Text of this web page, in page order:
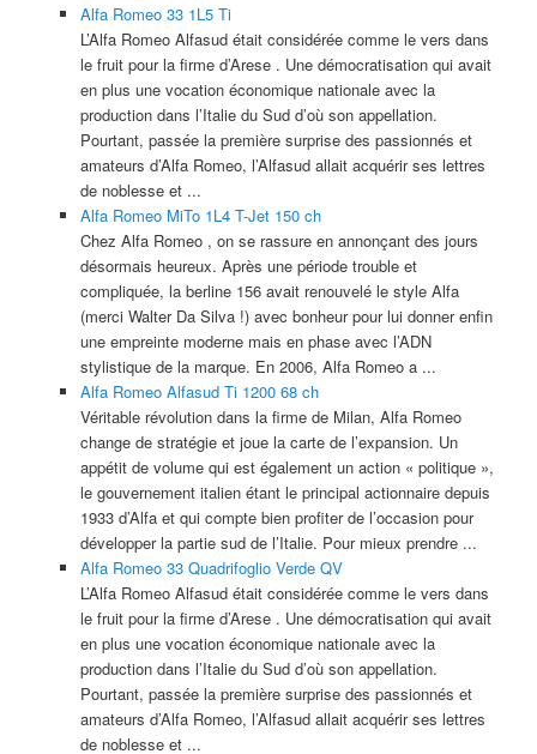
Alfa Romeo 33 1L5 Ti
L’Alfa Romeo Alfasud était considérée comme le vers dans
le fruit pour la firme d’Arese . Une démocratisation qui avait
en plus une vocation économique nationale avec la
production dans l’Italie du Sud d’où son appellation.
Pourtant, passée la première surprise des passionnés et
amateurs d’Alfa Romeo, l’Alfasud allait acquérir ses lettres
de noblesse et ...
Alfa Romeo MiTo 1L4 T-Jet 150 ch
Chez Alfa Romeo , on se rassure en annonçant des jours
désormais heureux. Après une période trouble et
compliquée, la berline 156 avait renouvelé le style Alfa
(merci Walter Da Silva !) avec bonheur pour lui donner enfin
une empreinte moderne mais en phase avec l’ADN
stylistique de la marque. En 2006, Alfa Romeo a ...
Alfa Romeo Alfasud Ti 1200 68 ch
Véritable révolution dans la firme de Milan, Alfa Romeo
change de stratégie et joue la carte de l’expansion. Un
appétit de volume qui est également un action « politique »,
le gouvernement italien étant le principal actionnaire depuis
1933 d’Alfa et qui compte bien profiter de l’occasion pour
développer la partie sud de l’Italie. Pour mieux prendre ...
Alfa Romeo 33 Quadrifoglio Verde QV
L’Alfa Romeo Alfasud était considérée comme le vers dans
le fruit pour la firme d’Arese . Une démocratisation qui avait
en plus une vocation économique nationale avec la
production dans l’Italie du Sud d’où son appellation.
Pourtant, passée la première surprise des passionnés et
amateurs d’Alfa Romeo, l’Alfasud allait acquérir ses lettres
de noblesse et ...